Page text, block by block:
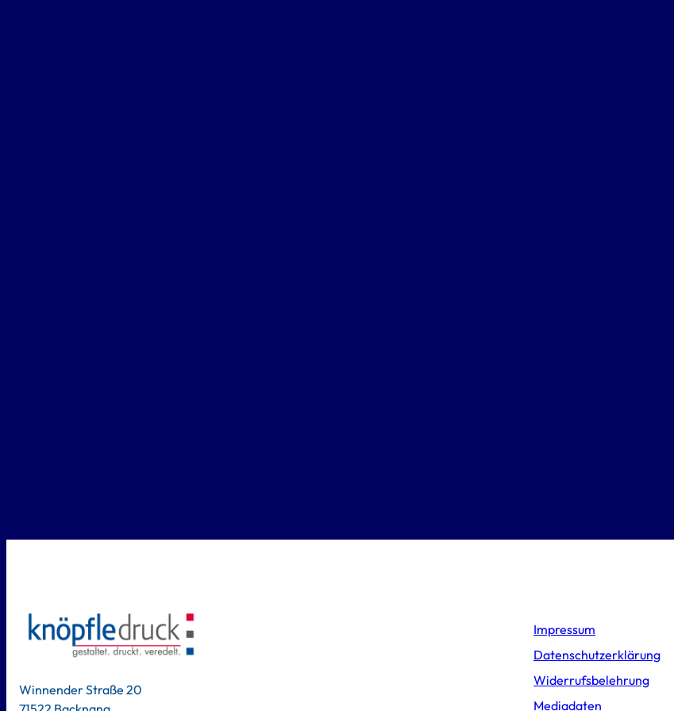
Winnender Straße 20
Impressum
Datenschutzerklärung
Widerrufsbelehrung
Mediadaten